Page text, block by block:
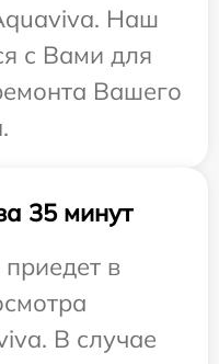
Наш
с Вами для
Вашего
35 минут
в
В случае